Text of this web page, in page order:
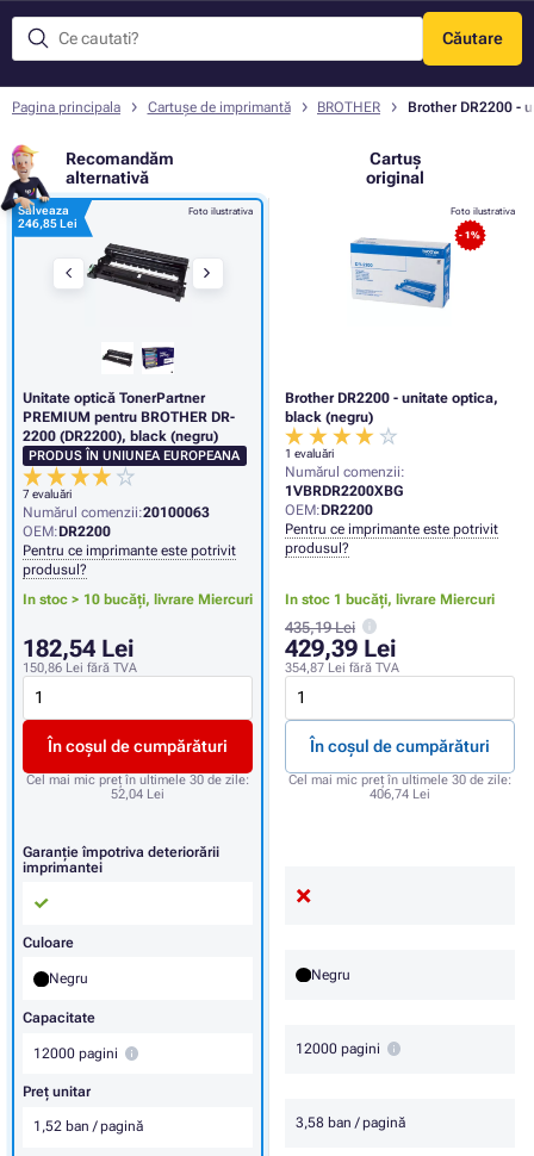
Căutare
Meniu
Pagina principala Cartușe de imprimantă BROTHER Brother DR2200 -
Recomandăm
alternativă
Cartuș
original
Foto ilustrativa
- 1%
Brother DR2200 - unitate optica,
black (negru)
1 evaluări
Numărul comenzii:
1VBRDR2200XBG
OEM:DR2200
Pentru ce imprimante este potrivit
produsul?
In stoc 1 bucăți, livrare Miercuri
435,19 Lei
429,39 Lei
354,87 Lei fără TVA
În coșul de cumpărături
Cel mai mic preț în ultimele 30 de zile:
406,74 Lei
Negru
12000 pagini
3,58 ban / pagină
Foto ilustrativa
Salveaza
246,85 Lei
Unitate optică TonerPartner
PREMIUM pentru BROTHER DR-
2200 (DR2200), black (negru)
PRODUS ÎN UNIUNEA EUROPEANA
7 evaluări
Numărul comenzii:20100063
OEM:DR2200
Pentru ce imprimante este potrivit
produsul?
In stoc > 10 bucăți, livrare Miercuri
182,54 Lei
150,86 Lei fără TVA
În coșul de cumpărături
Cel mai mic preț în ultimele 30 de zile:
52,04 Lei
Garanție împotriva deteriorării
imprimantei
Culoare
Negru
Capacitate
12000 pagini
Preț unitar
1,52 ban / pagină